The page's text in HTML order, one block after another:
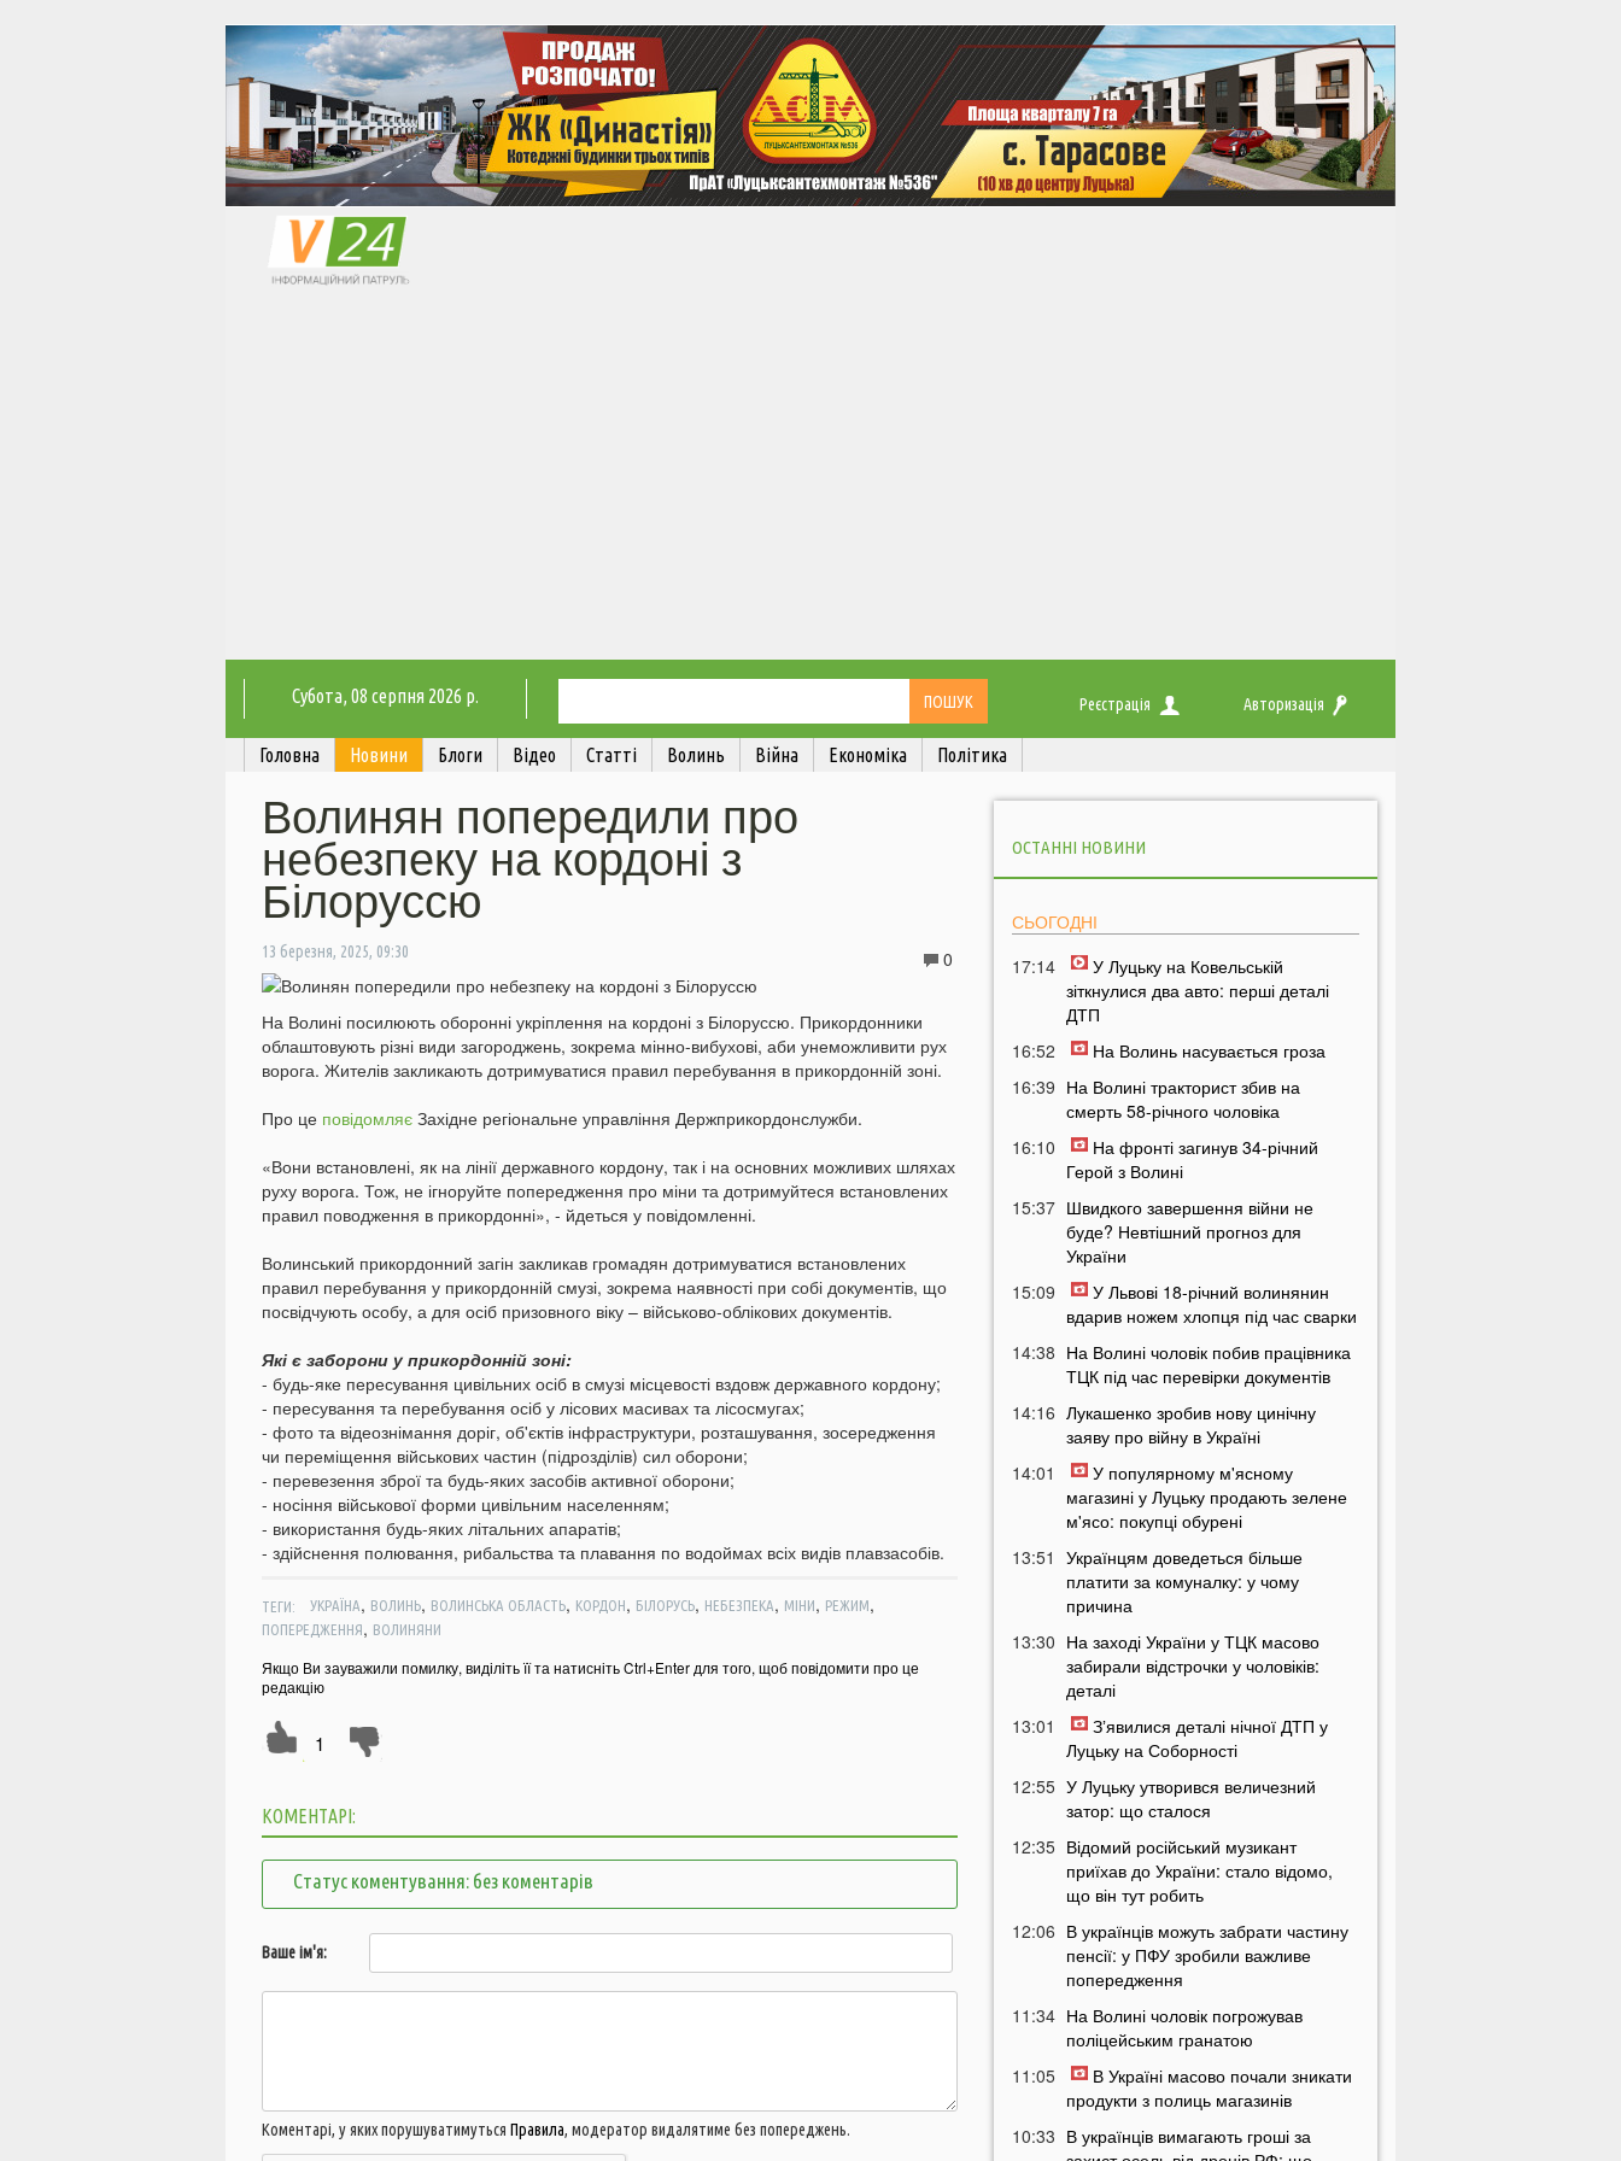
Субота, 08 серпня 2026 р. Реєстрація Авторизація
Головна Новини Блоги Відео Статті Волинь Війна Економіка Політика
Волинян попередили про
небезпеку на кордоні з
Білоруссю
13 березня, 2025, 09:30 0
На Волині посилюють оборонні укріплення на кордоні з Білоруссю. Прикордонники
облаштовують різні види загороджень, зокрема мінно-вибухові, аби унеможливити рух
ворога. Жителів закликають дотримуватися правил перебування в прикордонній зоні.
Про це повідомляє Західне регіональне управління Держприкордонслужби.
«Вони встановлені, як на лінії державного кордону, так і на основних можливих шляхах
руху ворога. Тож, не ігноруйте попередження про міни та дотримуйтеся встановлених
правил поводження в прикордонні», - йдеться у повідомленні.
Волинський прикордонний загін закликав громадян дотримуватися встановлених
правил перебування у прикордонній смузі, зокрема наявності при собі документів, що
посвідчують особу, а для осіб призовного віку – військово-облікових документів.
Які є заборони у прикордонній зоні:
- будь-яке пересування цивільних осіб в смузі місцевості вздовж державного кордону;
- пересування та перебування осіб у лісових масивах та лісосмугах;
- фото та відеознімання доріг, об'єктів інфраструктури, розташування, зосередження
чи переміщення військових частин (підрозділів) сил оборони;
- перевезення зброї та будь-яких засобів активної оборони;
- носіння військової форми цивільним населенням;
- використання будь-яких літальних апаратів;
- здійснення полювання, рибальства та плавання по водоймах всіх видів плавзасобів.
ТЕГИ: УКРАЇНА, ВОЛИНЬ, ВОЛИНСЬКА ОБЛАСТЬ, КОРДОН, БІЛОРУСЬ, НЕБЕЗПЕКА, МІНИ, РЕЖИМ,
ПОПЕРЕДЖЕННЯ, ВОЛИНЯНИ
Якщо Ви зауважили помилку, виділіть її та натисніть Ctrl+Enter для того, щоб повідомити про це
редакцію
1
КОМЕНТАРІ:
Статус коментування: без коментарів
Ваше ім'я:
Коментарі, у яких порушуватимуться Правила, модератор видалятиме без попереджень.
ОСТАННІ НОВИНИ
СЬОГОДНІ
17:14
У Луцьку на Ковельській
зіткнулися два авто: перші деталі
ДТП
16:52
На Волинь насувається гроза
16:39 На Волині тракторист збив на
смерть 58-річного чоловіка
16:10
На фронті загинув 34-річний
Герой з Волині
15:37 Швидкого завершення війни не
буде? Невтішний прогноз для
України
15:09
У Львові 18-річний волинянин
вдарив ножем хлопця під час сварки
14:38 На Волині чоловік побив працівника
ТЦК під час перевірки документів
14:16 Лукашенко зробив нову цинічну
заяву про війну в Україні
14:01
У популярному м'ясному
магазині у Луцьку продають зелене
м'ясо: покупці обурені
13:51
Українцям доведеться більше
платити за комуналку: у чому
причина
13:30 На заході України у ТЦК масово
забирали відстрочки у чоловіків:
деталі
13:01
Зʼявилися деталі нічної ДТП у
Луцьку на Соборності
12:55 У Луцьку утворився величезний
затор: що сталося
12:35 Відомий російський музикант
приїхав до України: стало відомо,
що він тут робить
12:06 В українців можуть забрати частину
пенсії: у ПФУ зробили важливе
попередження
11:34 На Волині чоловік погрожував
поліцейським гранатою
11:05
В Україні масово почали зникати
продукти з полиць магазинів
10:33 В українців вимагають гроші за